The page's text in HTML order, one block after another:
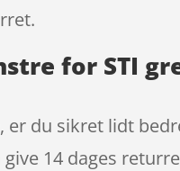
for STI
du sikret lidt
14 dages